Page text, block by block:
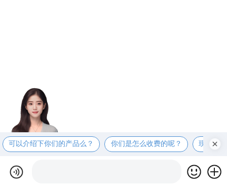
可以介绍下你们的产品么？ 你们是怎么收费的呢？ 现在有